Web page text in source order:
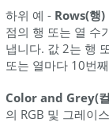
Pointools
POD
CPE
하위 예 - Rows(행)
점의 행 또는 열 수
냅니다. 값 2는 행
또는 열마다 10번
Color and Grey(
의 RGB 및 그레이